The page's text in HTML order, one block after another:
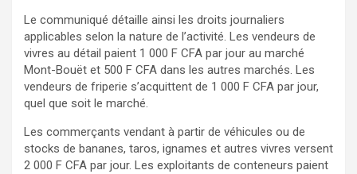
Le communiqué détaille ainsi les droits journaliers
applicables selon la nature de l’activité. Les vendeurs de
vivres au détail paient 1 000 F CFA par jour au marché
Mont-Bouët et 500 F CFA dans les autres marchés. Les
vendeurs de friperie s’acquittent de 1 000 F CFA par jour,
quel que soit le marché.
Les commerçants vendant à partir de véhicules ou de
stocks de bananes, taros, ignames et autres vivres versent
2 000 F CFA par jour. Les exploitants de conteneurs paient